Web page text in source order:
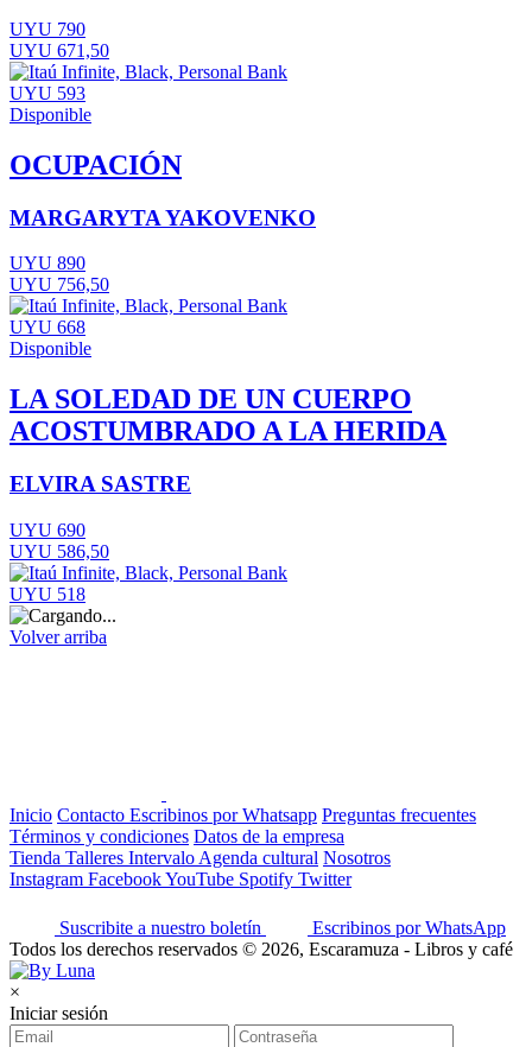
UYU 790
UYU 671,50
UYU 593
Disponible
OCUPACIÓN
MARGARYTA YAKOVENKO
UYU 890
UYU 756,50
UYU 668
Disponible
LA SOLEDAD DE UN CUERPO
ACOSTUMBRADO A LA HERIDA
ELVIRA SASTRE
UYU 690
UYU 586,50
UYU 518
Volver arriba
Inicio Contacto Escribinos por Whatsapp Preguntas frecuentes
Términos y condiciones Datos de la empresa
Tienda Talleres Intervalo Agenda cultural Nosotros
Instagram FacebookYouTube Spotify Twitter
Suscribite a nuestro boletín
Escribinos por WhatsApp
Todos los derechos reservados © 2026, Escaramuza - Libros y café
×
Iniciar sesión